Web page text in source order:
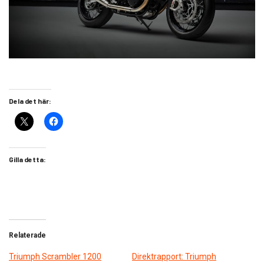
Dela det här:
Gilla detta:
Relaterade
Triumph Scrambler 1200
Direktrapport: Triumph